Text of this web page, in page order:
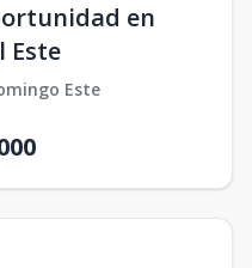
en
Este
Este